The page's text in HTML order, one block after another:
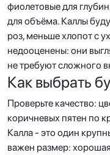
фиолетовые для
для объёма. Каллы
роз, меньше хлопот с
недооценены: они
не требуют сложного
Как выбрать
Проверьте качество:
коричневых пятен по
Калла - это один
важен размер: